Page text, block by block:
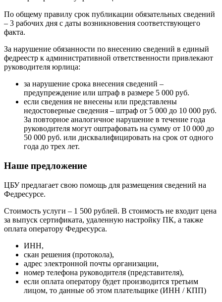
По общему правилу срок публикации обязательных сведений
– 3 рабочих дня с даты возникновения соответствующего
факта.
За нарушение обязанности по внесению сведений в единый
федреестр к административной ответственности привлекают
руководителя юрлица:
за нарушение срока внесения сведений –
предупреждение или штраф в размере 5 000 руб.
если сведения не внесены или представлены
недостоверные сведения – штраф от 5 000 до 10 000 руб.
За повторное аналогичное нарушение в течение года
руководителя могут оштрафовать на сумму от 10 000 до
50 000 руб. или дисквалифицировать на срок от одного
года до трех лет.
Наше предложение
ЦБУ предлагает свою помощь для размещения сведений на
Федресурсе.
Стоимость услуги – 1 500 рублей. В стоимость не входит цена
за выпуск сертификата, удаленную настройку ПК, а также
оплата оператору Федресурса.
ИНН,
скан решения (протокола),
адрес электронной почты организации,
номер телефона руководителя (представителя),
если оплата оператору будет производится третьим
лицом, то данные об этом плательщике (ИНН / КПП)